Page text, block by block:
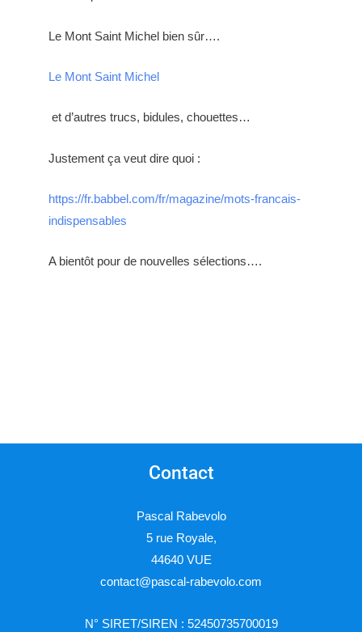
Le Mont Saint Michel bien sûr….
Le Mont Saint Michel
et d’autres trucs, bidules, chouettes…
Justement ça veut dire quoi :
https://fr.babbel.com/fr/magazine/mots-francais-
indispensables
A bientôt pour de nouvelles sélections….
Contact
Pascal Rabevolo
5 rue Royale,
44640 VUE
contact@pascal-rabevolo.com
N° SIRET/SIREN : 52450735700019